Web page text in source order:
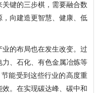
键的三步棋，需要融合数
向建造更智慧、健康、低
的布局也在发生改变。过
、石化、有色金属冶炼等
能受到这些行业的高度重
。在实现碳达峰、碳中和